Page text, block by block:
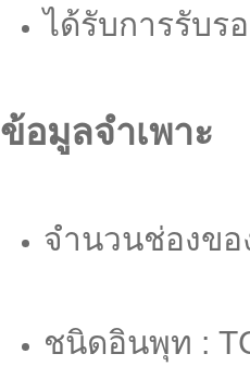
ได้รับการรับร
ข้อมูลจำเพาะ
จำนวนช่องข
ชนิดอินพุท :